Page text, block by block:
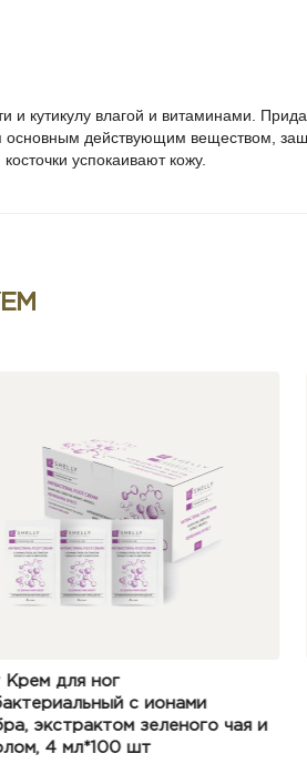
влагой и витаминами.
действующим веществом,
успокаивают кожу.
чая и
DARK Polishing